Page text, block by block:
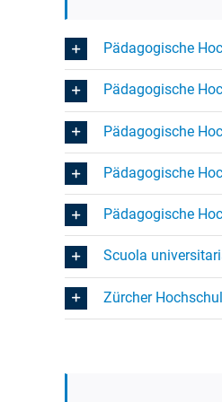
Pädagogische
Pädagogische
Pädagogische
Pädagogische
Pädagogische
Scuola
Zürcher